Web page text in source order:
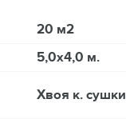
20 м2
5,0х4,0 м.
Хвоя к. сушки